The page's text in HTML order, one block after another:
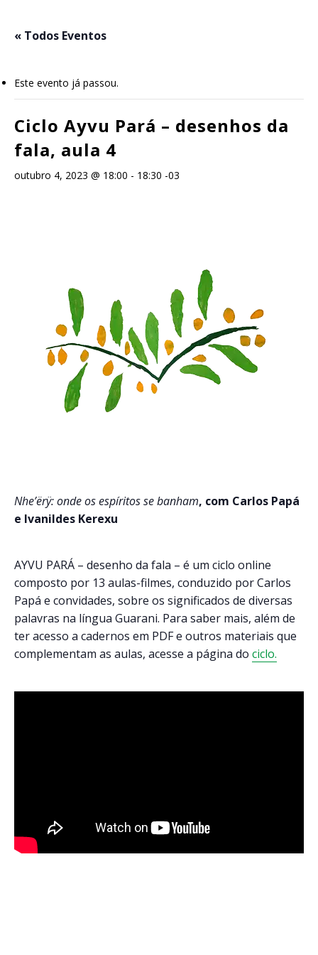
main« Todos Eventos
Este evento já passou.
Ciclo Ayvu Pará – desenhos da
fala, aula 4
outubro 4, 2023 @ 18:00 - 18:30 -03
Nhe’ërÿ: onde os espíritos se banham, com Carlos Papá
e Ivanildes Kerexu
AYVU PARÁ – desenho da fala – é um ciclo online
composto por 13 aulas-filmes, conduzido por Carlos
Papá e convidades, sobre os significados de diversas
palavras na língua Guarani. Para saber mais, além de
ter acesso a cadernos em PDF e outros materiais que
complementam as aulas, acesse a página do ciclo.